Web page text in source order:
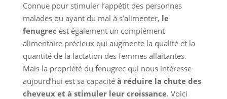
Connue pour stimuler l’appétit des personnes
malades ou ayant du mal à s’alimenter, le
fenugrec est également un complément
alimentaire précieux qui augmente la qualité et la
quantité de la lactation des femmes allaitantes.
Mais la propriété du fenugrec qui nous intéresse
aujourd’hui est sa capacité à réduire la chute des
cheveux et à stimuler leur croissance. Voici